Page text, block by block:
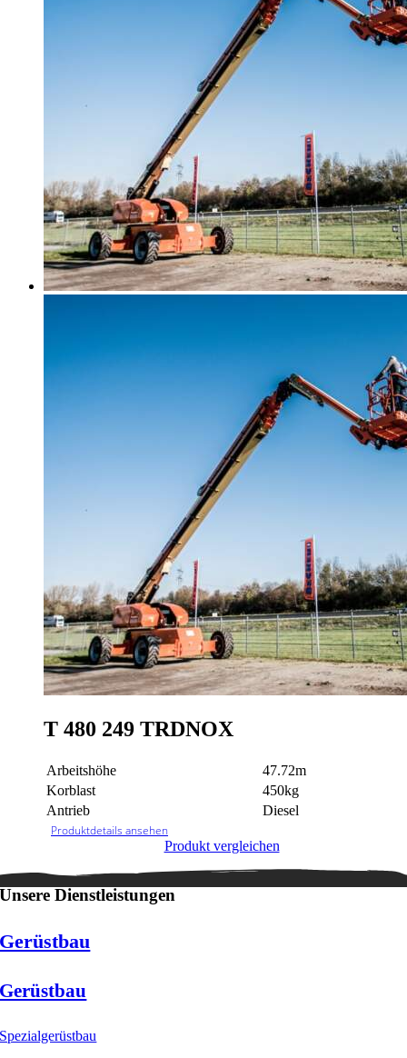
T 480 249 TRDNOX
Arbeitshöhe
47.72m
Korblast
450kg
Antrieb
Diesel
Produktdetails ansehen
Produkt vergleichen
Unsere Dienstleistungen
Gerüstbau
Gerüstbau
Spezialgerüstbau